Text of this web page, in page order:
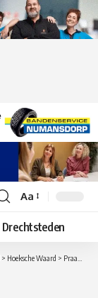
Lettergrootte
aanpassen
Aa
Drechtsteden
> Hoeksche Waard > Praat met de Raad